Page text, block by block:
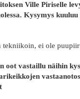
Ville Piriselle
Kysymys
tekniikoin, ei ole
oot vastaillu näihin